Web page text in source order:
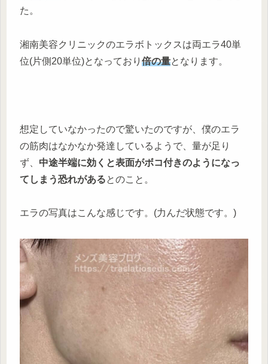
た。
湘南美容クリニックのエラボトックスは両エラ40単
位(片側20単位)となっており 倍の量となります。
想定していなかったので驚いたのですが、僕のエラ
の筋肉はなかなか発達しているようで、量が足り
ず、 中途半端に効くと表面がボコ付きのようになっ
てしまう恐れがあるとのこと。
エラの写真はこんな感じです。(力んだ状態です。)